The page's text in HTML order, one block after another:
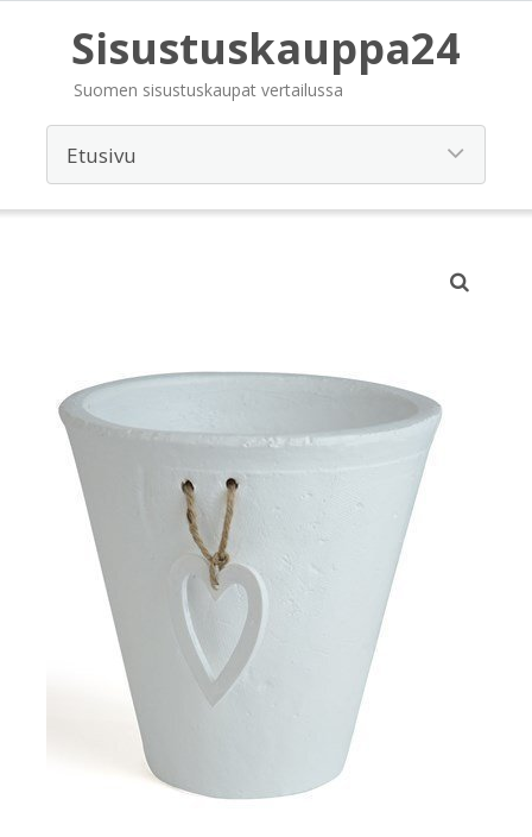
Sisustuskauppa24
Suomen sisustuskaupat vertailussa